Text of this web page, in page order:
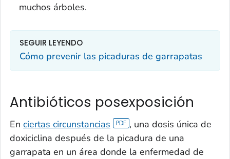
muchos árboles.
SEGUIR LEYENDO
Cómo prevenir las picaduras de garrapatas
Antibióticos posexposición
En ciertas circunstancias
, una dosis única de
doxiciclina después de la picadura de una
garrapata en un área donde la enfermedad de